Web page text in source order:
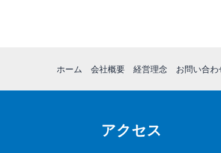
ホーム 会社概要 経営理念 お問い合わ
アクセス